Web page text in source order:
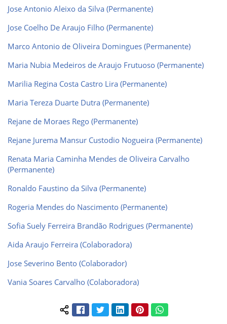
Jose Antonio Aleixo da Silva (Permanente)
Jose Coelho De Araujo Filho (Permanente)
Marco Antonio de Oliveira Domingues (Permanente)
Maria Nubia Medeiros de Araujo Frutuoso (Permanente)
Marilia Regina Costa Castro Lira (Permanente)
Maria Tereza Duarte Dutra (Permanente)
Rejane de Moraes Rego (Permanente)
Rejane Jurema Mansur Custodio Nogueira (Permanente)
Renata Maria Caminha Mendes de Oliveira Carvalho
(Permanente)
Ronaldo Faustino da Silva (Permanente)
Rogeria Mendes do Nascimento (Permanente)
Sofia Suely Ferreira Brandão Rodrigues (Permanente)
Aida Araujo Ferreira (Colaboradora)
Jose Severino Bento (Colaborador)
Vania Soares Carvalho (Colaboradora)
Compartilhar conteúdo:
FacebookTwitterLinkedInPinterestWhatsApp